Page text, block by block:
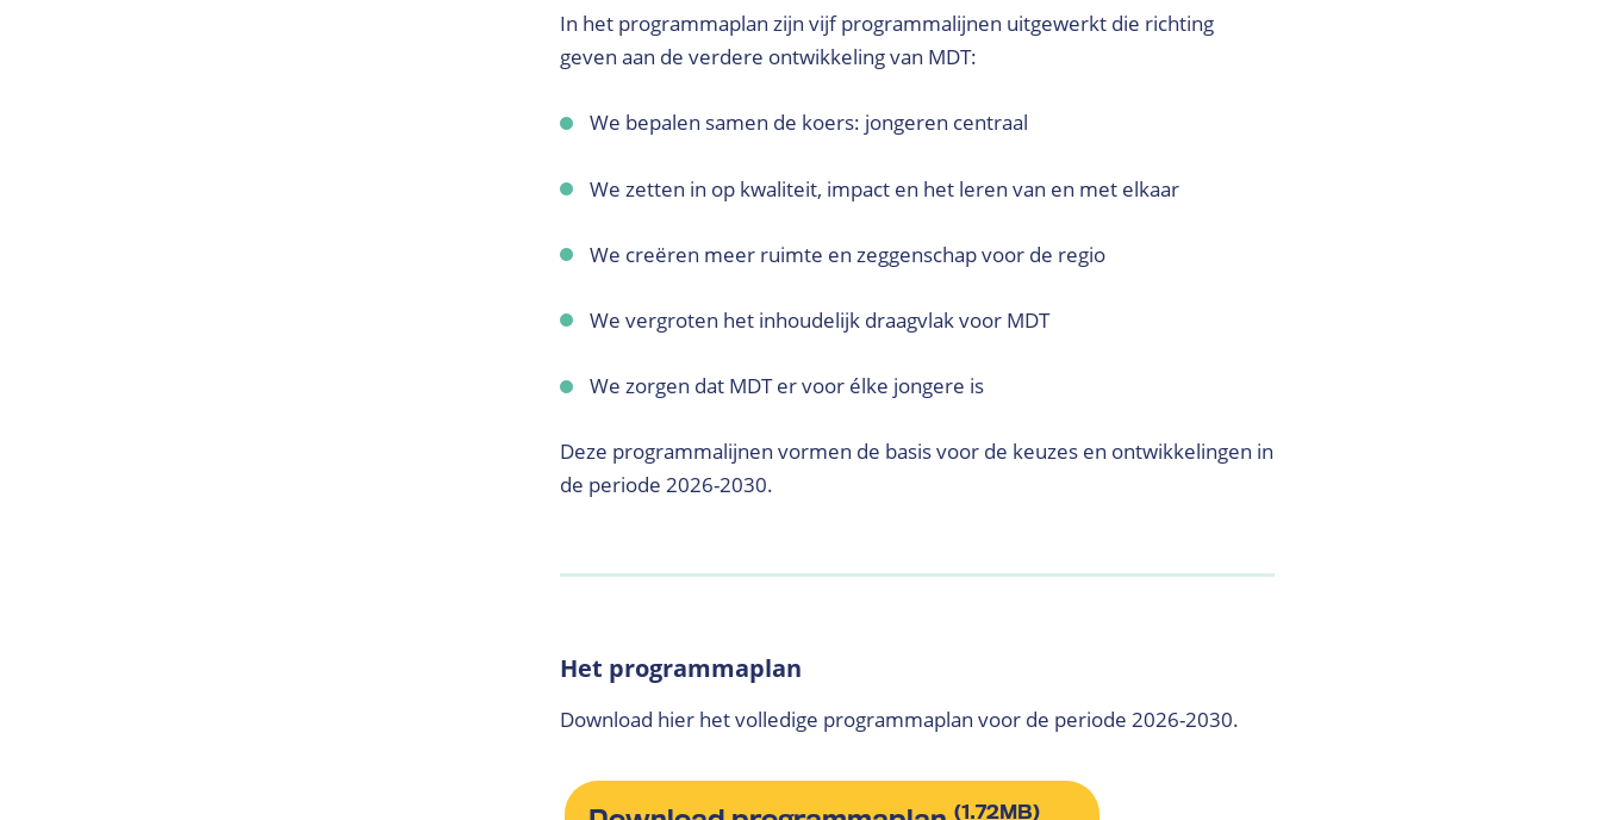
In het programmaplan zijn vijf programmalijnen uitgewerkt die richting
geven aan de verdere ontwikkeling van MDT:
We bepalen samen de koers: jongeren centraal
We zetten in op kwaliteit, impact en het leren van en met elkaar
We creëren meer ruimte en zeggenschap voor de regio
We vergroten het inhoudelijk draagvlak voor MDT
We zorgen dat MDT er voor élke jongere is
Deze programmalijnen vormen de basis voor de keuzes en ontwikkelingen in
de periode 2026-2030.
Het programmaplan
Download hier het volledige programmaplan voor de periode 2026-2030.
(1.72MB)